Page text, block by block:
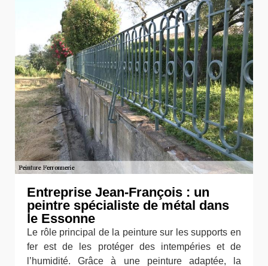
Entreprise Jean-François : un
peintre spécialiste de métal dans
le Essonne
Le rôle principal de la peinture sur les supports en
fer est de les protéger des intempéries et de
l’humidité. Grâce à une peinture adaptée, la